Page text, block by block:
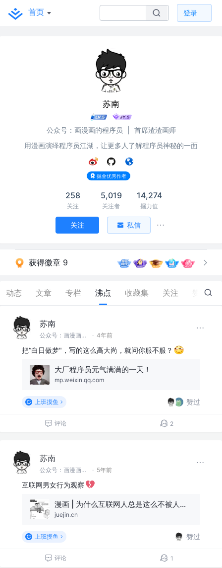
首页 登录
苏南
公众号：画漫画的程序员
首席渣渣画师
用漫画演绎程序员江湖，让更多人了解程序员神秘的一面
掘金优秀作者
258
关注
5,019
关注者
14,274
掘力值
关注 私信
获得徽章 9
动态 文章 专栏 沸点 收藏集 关注 346
苏南
公众号：画漫画的程序员 @首席渣渣画师 · 4年前
把“白日做梦"，写的这么高大尚，就问你服不服？
大厂程序员元气满满的一天！
mp.weixin.qq.com
上班摸鱼 赞过
评论 2
苏南
公众号：画漫画的程序员 @首席渣渣画师 · 5年前
互联网男女行为观察
漫画 | 为什么互联网人总是这么不被人理解？
juejin.cn
上班摸鱼 赞过
评论 1